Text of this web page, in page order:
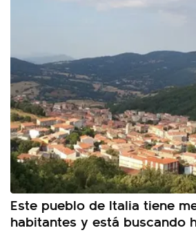
Este pueblo de Italia tiene
habitantes y está buscando